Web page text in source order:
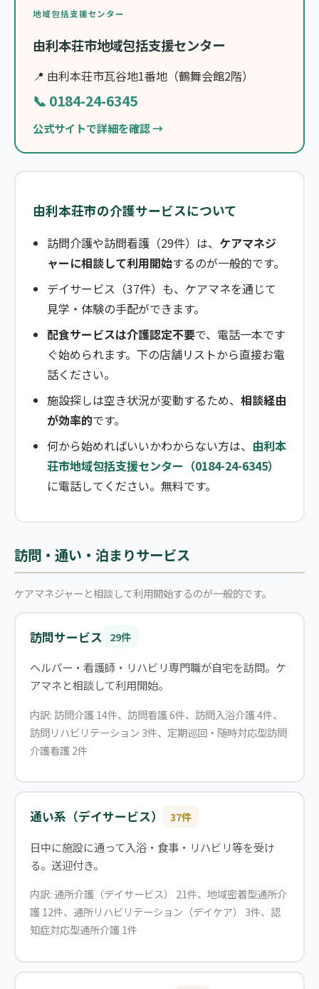
地域包括支援センター
由利本荘市地域包括支援センター
📍 由利本荘市瓦谷地1番地（鶴舞会館2階）
📞 0184-24-6345
公式サイトで詳細を確認 →
由利本荘市の介護サービスについて
訪問介護や訪問看護（29件）は、 ケアマネジ
ャーに相談して利用開始するのが一般的です。
デイサービス（37件）も、ケアマネを通じて
見学・体験の手配ができます。
配食サービスは介護認定不要で、電話一本です
ぐ始められます。下の店舗リストから直接お電
話ください。
施設探しは空き状況が変動するため、 相談経由
が効率的です。
何から始めればいいかわからない方は、 由利本
荘市地域包括支援センター（0184-24-6345）
に電話してください。無料です。
訪問・通い・泊まりサービス
ケアマネジャーと相談して利用開始するのが一般的です。
訪問サービス 29件
ヘルパー・看護師・リハビリ専門職が自宅を訪問。ケ
アマネと相談して利用開始。
内訳: 訪問介護 14件、訪問看護 6件、訪問入浴介護 4件、
訪問リハビリテーション 3件、定期巡回・随時対応型訪問
介護看護 2件
通い系（デイサービス） 37件
日中に施設に通って入浴・食事・リハビリ等を受け
る。送迎付き。
内訳: 通所介護（デイサービス） 21件、地域密着型通所介
護 12件、通所リハビリテーション（デイケア） 3件、認
知症対応型通所介護 1件